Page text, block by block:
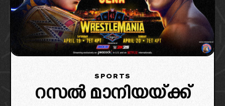
SPORTS
റസൽ മാനിയയ്ക്ക്